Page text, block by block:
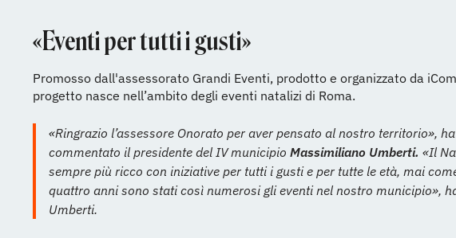
«Eventi per tutti i gusti»
Promosso dall'assessorato Grandi Eventi, prodotto e organizzato da
progetto nasce nell’ambito degli eventi natalizi di Roma.
«Ringrazio l’assessore Onorato per aver pensato al nostro territorio», ha
commentato il presidente del IV municipio Massimiliano Umberti. «Il
sempre più ricco con iniziative per tutti i gusti e per tutte le età, mai
quattro anni sono stati così numerosi gli eventi nel nostro municipio»,
Umberti.